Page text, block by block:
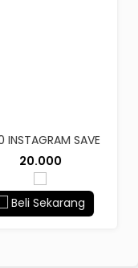
INSTAGRAM SAVE
20.000
Beli Sekarang